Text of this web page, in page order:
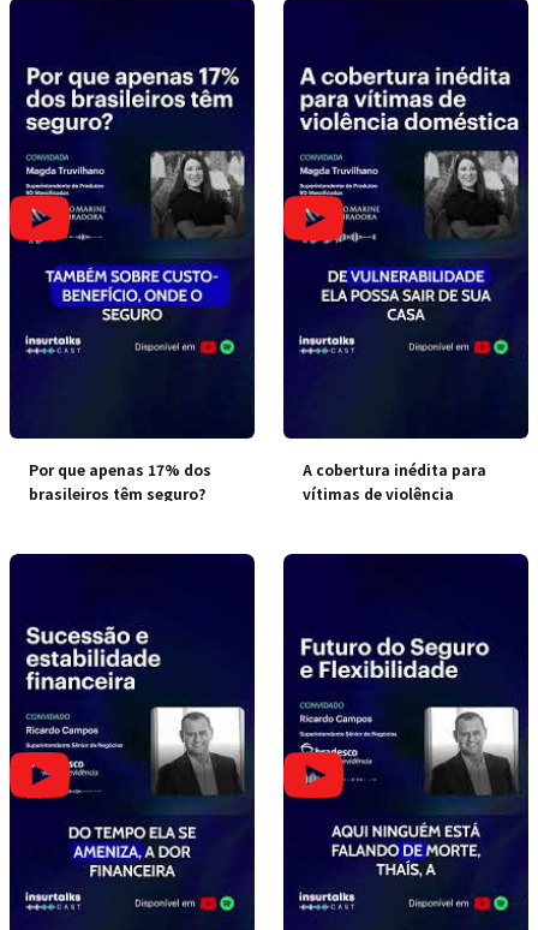
Por que apenas 17% dos
brasileiros têm seguro?
A cobertura inédita para
vítimas de violência